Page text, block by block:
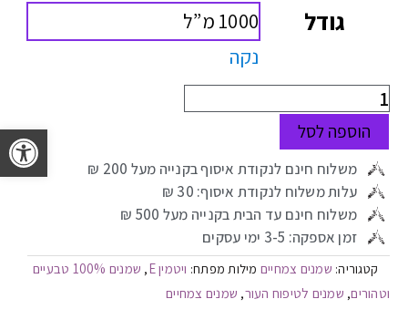
גודל
1000 מ”ל
נקה
הוספה לסל
משלוח חינם לנקודת איסוף בקנייה מעל 200 ₪
עלות משלוח לנקודת איסוף: 30 ₪
משלוח חינם עד הבית בקנייה מעל 500 ₪
זמן אספקה: 3-5 ימי עסקים
קטגוריה: שמנים צמחיים מילות מפתח: ויטמין E ,
שמנים 100% טבעיים
וטהורים, שמנים לטיפוח העור, שמנים צמחיים